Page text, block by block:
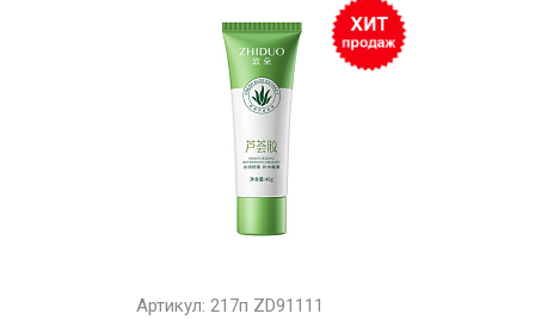
Артикул: 217п ZD91111